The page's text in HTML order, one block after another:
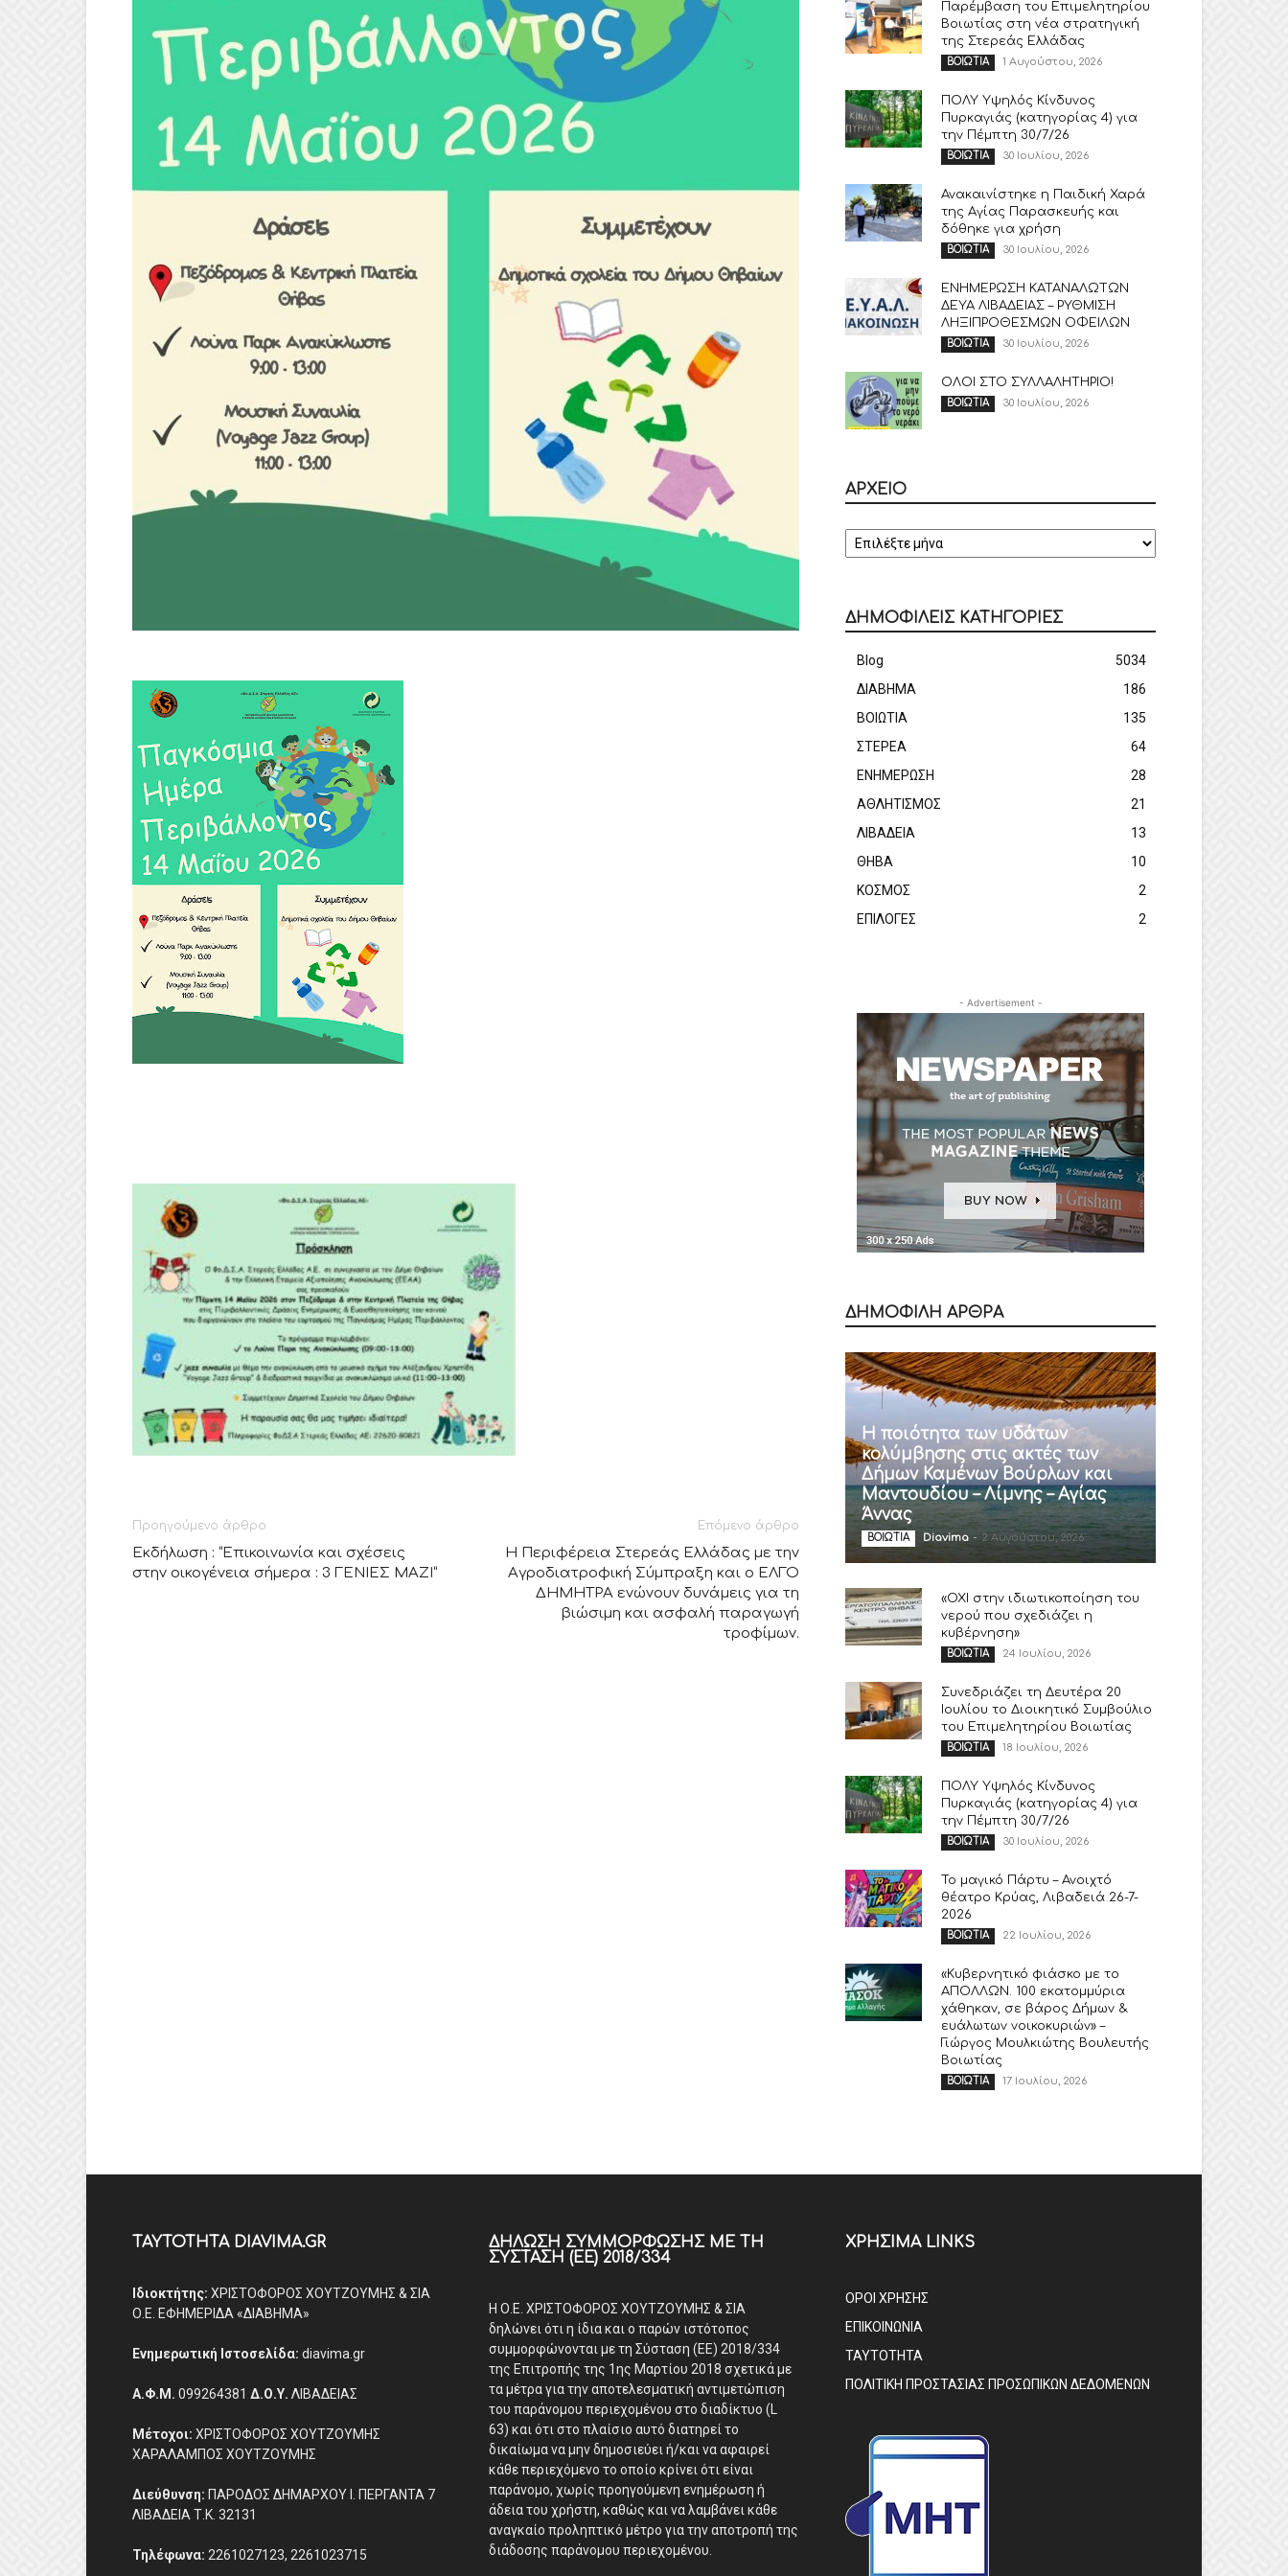
Προηγούμενο άρθρο
Εκδήλωση : “Eπικοινωνία και σχέσεις
στην οικογένεια σήμερα : 3 ΓΕΝΙΕΣ ΜΑΖΙ”
Επόμενο άρθρο
Η Περιφέρεια Στερεάς Ελλάδας με την
Αγροδιατροφική Σύμπραξη και ο ΕΛΓΟ
ΔΗΜΗΤΡΑ ενώνουν δυνάμεις για τη
βιώσιμη και ασφαλή παραγωγή
τροφίμων.
Παρέμβαση του Επιμελητηρίου
Βοιωτίας στη νέα στρατηγική
της Στερεάς Ελλάδας
ΒΟΙΩΤΙΑ 1 Αυγούστου, 2026
ΠΟΛΥ Υψηλός Κίνδυνος
Πυρκαγιάς (κατηγορίας 4) για
την Πέμπτη 30/7/26
ΒΟΙΩΤΙΑ 30 Ιουλίου, 2026
Ανακαινίστηκε η Παιδική Χαρά
της Αγίας Παρασκευής και
δόθηκε για χρήση
ΒΟΙΩΤΙΑ 30 Ιουλίου, 2026
ΕΝΗΜΕΡΩΣΗ ΚΑΤΑΝΑΛΩΤΩΝ
ΔΕΥΑ ΛΙΒΑΔΕΙΑΣ – ΡΥΘΜΙΣΗ
ΛΗΞΙΠΡΟΘΕΣΜΩΝ ΟΦΕΙΛΩΝ
ΒΟΙΩΤΙΑ 30 Ιουλίου, 2026
ΟΛΟΙ ΣΤΟ ΣΥΛΛΑΛΗΤΗΡΙΟ!
ΒΟΙΩΤΙΑ 30 Ιουλίου, 2026
ΑΡΧΕΙΟ
ΔΗΜΟΦΙΛΕΙΣ ΚΑΤΗΓΟΡΙΕΣ
Blog
5034
ΔΙΑΒΗΜΑ
186
ΒΟΙΩΤΙΑ
135
ΣΤΕΡΕΑ
64
ΕΝΗΜΕΡΩΣΗ
28
ΑΘΛΗΤΙΣΜΟΣ
21
ΛΙΒΑΔΕΙΑ
13
ΘΗΒΑ
10
ΚΟΣΜΟΣ
2
ΕΠΙΛΟΓΕΣ
2
- Advertisement -
ΔΗΜΟΦΙΛΗ ΑΡΘΡΑ
Η ποιότητα των υδάτων
κολύμβησης στις ακτές των
Δήμων Καμένων Βούρλων και
Μαντουδίου – Λίμνης – Αγίας
Άννας
ΒΟΙΩΤΙΑ Diavima - 2 Αυγούστου, 2026
«ΟΧΙ στην ιδιωτικοποίηση του
νερού που σχεδιάζει η
κυβέρνηση»
ΒΟΙΩΤΙΑ 24 Ιουλίου, 2026
Συνεδριάζει τη Δευτέρα 20
Ιουλίου το Διοικητικό Συμβούλιο
του Επιμελητηρίου Βοιωτίας
ΒΟΙΩΤΙΑ 18 Ιουλίου, 2026
ΠΟΛΥ Υψηλός Κίνδυνος
Πυρκαγιάς (κατηγορίας 4) για
την Πέμπτη 30/7/26
ΒΟΙΩΤΙΑ 30 Ιουλίου, 2026
Το μαγικό Πάρτυ – Ανοιχτό
θέατρο Κρύας, Λιβαδειά 26-7-
2026
ΒΟΙΩΤΙΑ 22 Ιουλίου, 2026
«Κυβερνητικό φιάσκο με το
ΑΠΟΛΛΩΝ. 100 εκατομμύρια
χάθηκαν, σε βάρος Δήμων &
ευάλωτων νοικοκυριών» –
Γιώργος Μουλκιώτης Βουλευτής
Βοιωτίας
ΒΟΙΩΤΙΑ 17 Ιουλίου, 2026
ΤΑΥΤΟΤΗΤΑ DIAVIMA.GR
Ιδιοκτήτης: ΧΡΙΣΤΟΦΟΡΟΣ ΧΟΥΤΖΟΥΜΗΣ & ΣΙΑ
Ο.Ε. ΕΦΗΜΕΡΙΔΑ «ΔΙΑΒΗΜΑ»
Ενημερωτική Ιστοσελίδα: diavima.gr
Α.Φ.Μ. 099264381 Δ.Ο.Υ. ΛΙΒΑΔΕΙΑΣ
Μέτοχοι: ΧΡΙΣΤΟΦΟΡΟΣ ΧΟΥΤΖΟΥΜΗΣ
ΧΑΡΑΛΑΜΠΟΣ ΧΟΥΤΖΟΥΜΗΣ
Διεύθυνση: ΠΑΡΟΔΟΣ ΔΗΜΑΡΧΟΥ Ι. ΠΕΡΓΑΝΤΑ 7
ΛΙΒΑΔΕΙΑ Τ.Κ. 32131
Τηλέφωνα: 2261027123, 2261023715
ΔΉΛΩΣΗ ΣΥΜΜΌΡΦΩΣΗΣ ΜΕ ΤΗ
ΣΎΣΤΑΣΗ (ΕΕ) 2018/334
Η Ο.Ε. ΧΡΙΣΤΟΦΟΡΟΣ ΧΟΥΤΖΟΥΜΗΣ & ΣΙΑ
δηλώνει ότι η ίδια και ο παρών ιστότοπος
συμμορφώνονται με τη Σύσταση (ΕΕ) 2018/334
της Επιτροπής της 1ης Μαρτίου 2018 σχετικά με
τα μέτρα για την αποτελεσματική αντιμετώπιση
του παράνομου περιεχομένου στο διαδίκτυο (L
63) και ότι στο πλαίσιο αυτό διατηρεί το
δικαίωμα να μην δημοσιεύει ή/και να αφαιρεί
κάθε περιεχόμενο το οποίο κρίνει ότι είναι
παράνομο, χωρίς προηγούμενη ενημέρωση ή
άδεια του χρήστη, καθώς και να λαμβάνει κάθε
αναγκαίο προληπτικό μέτρο για την αποτροπή της
διάδοσης παράνομου περιεχομένου.
ΧΡΗΣΙΜΑ LINKS
ΟΡΟΙ ΧΡΗΣΗΣ
ΕΠΙΚΟΙΝΩΝΙΑ
ΤΑΥΤΟΤΗΤΑ
ΠΟΛΙΤΙΚΗ ΠΡΟΣΤΑΣΙΑΣ ΠΡΟΣΩΠΙΚΩΝ ΔΕΔΟΜΕΝΩΝ